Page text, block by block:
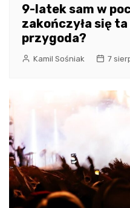
9-latek sam w
zakończyła się
przygoda?
Kamil Sośniak 7